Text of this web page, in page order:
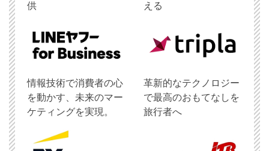
供
える
情報技術で消費者の心
を動かす、未来のマー
ケティングを実現。
革新的なテクノロジー
で最高のおもてなしを
旅行者へ